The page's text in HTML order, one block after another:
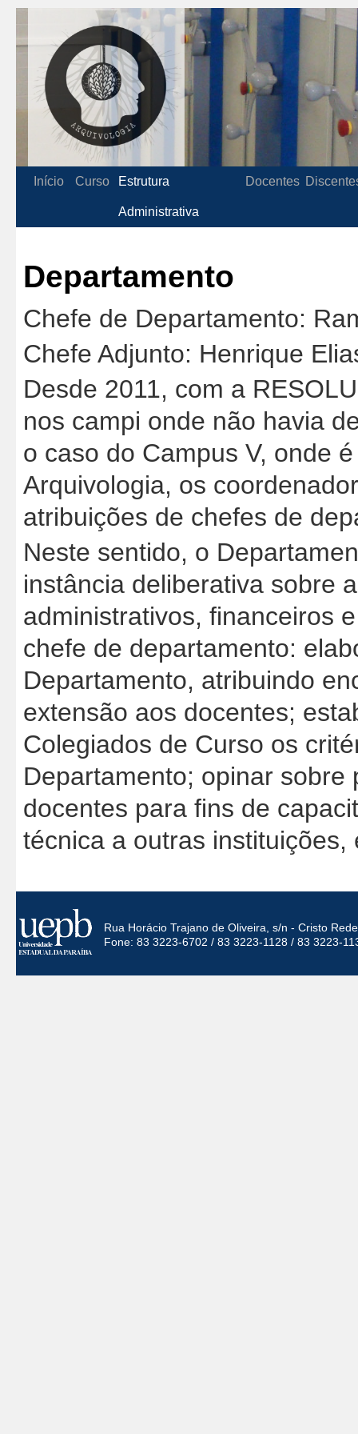
Início Curso Estrutura
Administrativa
Docentes
Departamento
Chefe de Departamento:
Chefe Adjunto: Henrique
Desde 2011, com a
nos campi onde não havia
o caso do Campus V, onde
Arquivologia, os
atribuições de chefes de
Neste sentido, o
instância deliberativa sobre
administrativos, financeiros
chefe de departamento:
Departamento, atribuindo
extensão aos docentes;
Colegiados de Curso os
Departamento; opinar
docentes para fins de
técnica a outras instituições,
Rua Horácio Trajano de Oliveira, s/n - Cristo
Fone: 83 3223-6702 / 83 3223-1128 / 83 3223-